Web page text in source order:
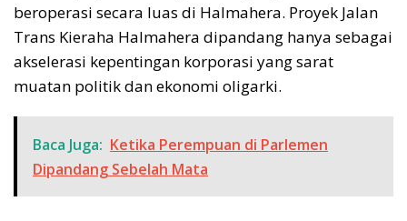
beroperasi secara luas di Halmahera. Proyek Jalan
Trans Kieraha Halmahera dipandang hanya sebagai
akselerasi kepentingan korporasi yang sarat
muatan politik dan ekonomi oligarki.
Baca Juga: Ketika Perempuan di Parlemen
Dipandang Sebelah Mata